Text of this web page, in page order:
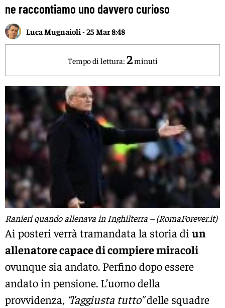
ne raccontiamo uno davvero curioso
Luca Mugnaioli -25 Mar 8:48
Tempo di lettura: 2minuti
Ranieri quando allenava in Inghilterra – (RomaForever.it)
Ai posteri verrà tramandata la storia di un
allenatore capace di compiere miracoli
ovunque sia andato. Perfino dopo essere
andato in pensione. L’uomo della
provvidenza, “l’aggiusta tutto”delle squadre